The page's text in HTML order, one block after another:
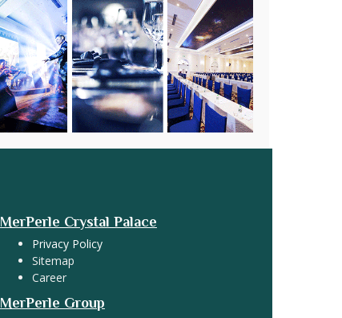
MerPerle Crystal Palace
Privacy Policy
Sitemap
Career
MerPerle Group